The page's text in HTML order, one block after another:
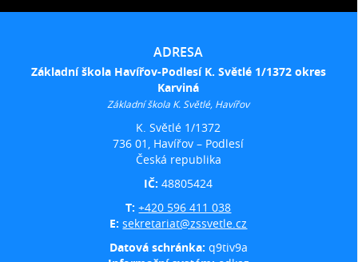
ADRESA
Základní škola Havířov-Podlesí K. Světlé 1/1372 okres
Karviná
Základní škola K. Světlé, Havířov
K. Světlé 1/1372
736 01, Havířov – Podlesí
Česká republika
IČ:48805424
T:+420 596 411 038
E:sekretariat@zssvetle.cz
Datová schránka: q9tiv9a